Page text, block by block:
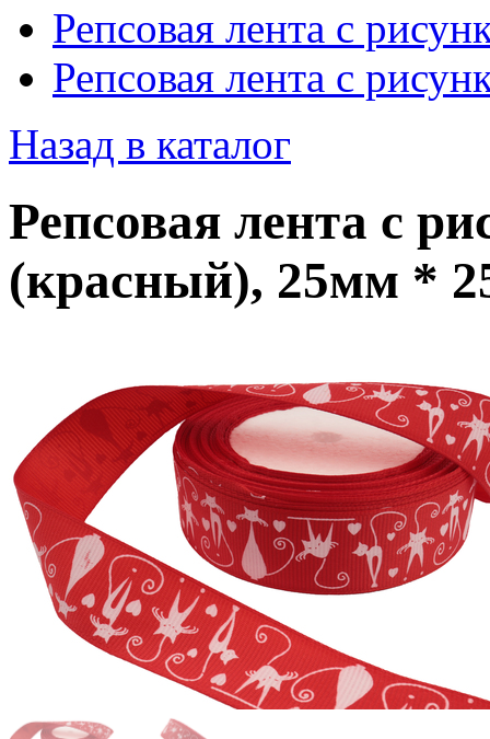
Репсовая лента с
Репсовая лента с
Назад в каталог
Репсовая лента с
(красный), 25мм *